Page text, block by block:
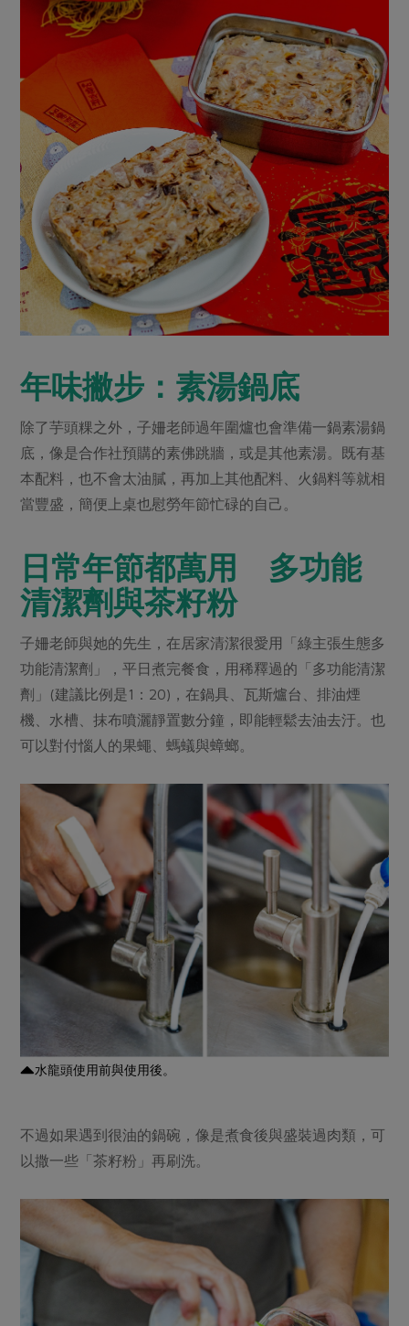
年味撇步：素湯鍋底
除了芋頭粿之外，子姍老師過年圍爐也會準備一鍋素湯鍋
底，像是合作社預購的素佛跳牆，或是其他素湯。既有基
本配料，也不會太油膩，再加上其他配料、火鍋料等就相
當豐盛，簡便上桌也慰勞年節忙碌的自己。
日常年節都萬用 多功能
清潔劑與茶籽粉
子姍老師與她的先生，在居家清潔很愛用「綠主張生態多
功能清潔劑」，平日煮完餐食，用稀釋過的「多功能清潔
劑」(建議比例是1：20)，在鍋具、瓦斯爐台、排油煙
機、水槽、抹布噴灑靜置數分鐘，即能輕鬆去油去汙。也
可以對付惱人的果蠅、螞蟻與蟑螂。
水龍頭使用前與使用後。
不過如果遇到很油的鍋碗，像是煮食後與盛裝過肉類，可
以撒一些「茶籽粉」再刷洗。